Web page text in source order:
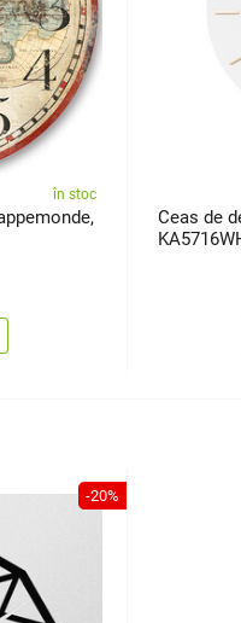
în stoc
Ceas de
-20%